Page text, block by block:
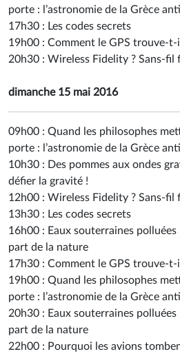
porte : l’astronomie de la Grèce
17h30 : Les codes secrets
19h00 : Comment le GPS trouve-t-
20h30 : Wireless Fidelity ? Sans-fil
dimanche 15 mai 2016
09h00 : Quand les philosophes
porte : l’astronomie de la Grèce
10h30 : Des pommes aux ondes
défier la gravité !
12h00 : Wireless Fidelity ? Sans-fil
13h30 : Les codes secrets
16h00 : Eaux souterraines polluées
part de la nature
17h30 : Comment le GPS trouve-t-
19h00 : Quand les philosophes
porte : l’astronomie de la Grèce
20h30 : Eaux souterraines polluées
part de la nature
22h00 : Pourquoi les avions